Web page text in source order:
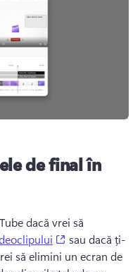
de final în
dacă vrei să
(opens in a
sau dacă ți-
să elimini un ecran de